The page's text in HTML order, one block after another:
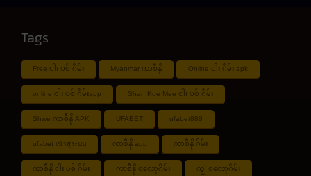
Tags
Free ငါး ပစ် ဂိမ်း Myanmar ကာစီနို Online ငါး ဂိမ်း apk
online ငါး ပစ် ဂိမ်းapp Shan Koe Mee ငါး ပစ် ဂိမ်း
Shwe ကာစီနို APK UFABET ufabet888
ufabet เข้าสู่ระบบ ကာစီနို app ကာစီနို ဂိမ်း
ကာစီနို ငါး ပစ် ဂိမ်း ကာစီနို စလော့ဂိမ်း ကျွဲ စလော့ဂိမ်း